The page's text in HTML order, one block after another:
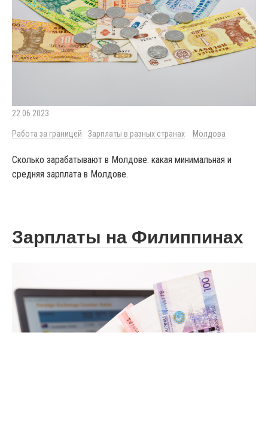
22.06.2023
Работа за границей Зарплаты в разных странах Молдова
Сколько зарабатывают в Молдове: какая минимальная и
средняя зарплата в Молдове.
Зарплаты на Филиппинах